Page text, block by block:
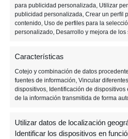
para publicidad personalizada, Utilizar
publicidad personalizada, Crear un perfil
contenido, Uso de perfiles para la
personalizado, Desarrollo y mejora de los
Características
Cotejo y combinación de datos
fuentes de información, Vincular diferentes
dispositivos, Identificación de dispositivos
de la información transmitida de forma
Utilizar datos de localización
Identificar los dispositivos en
7 JULIO,
5 Juegos a